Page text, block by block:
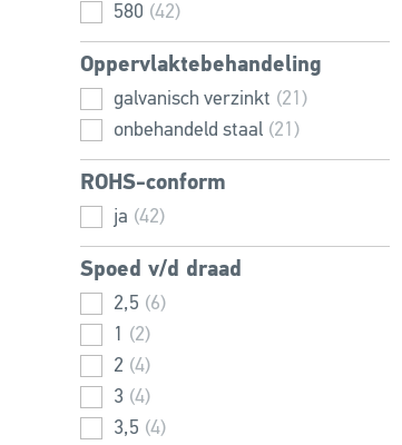
68 (1)
(2)
580 (42)
Oppervlaktebehandeling
galvanisch verzinkt (21)
onbehandeld staal (21)
ROHS-conform
ja (42)
Spoed v/d draad
2,5 (6)
1
(2)
2 (4)
3 (4)
3,5 (4)